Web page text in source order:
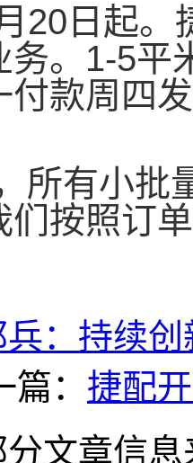
日起。
务。1-5平
付款周四
有小批
们按照订
兵：持续
： 捷配
文章信